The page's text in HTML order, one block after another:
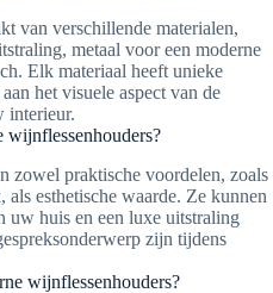
van verschillende materialen,
metaal voor een moderne
Elk materiaal heeft unieke
het visuele aspect van de
interieur.
zowel praktische voordelen, zoals
esthetische waarde. Ze kunnen
uw huis en een luxe uitstraling
zijn tijdens
wijnflessenhouders?